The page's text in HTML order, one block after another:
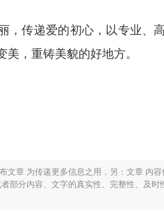
，传递爱的初心，以专业、
，重铸美貌的好地方。
文章 为传递更多信息之用，另：文章 内
部分内容、文字的真实性、完整性、及